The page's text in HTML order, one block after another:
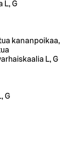
L, G
kananpoikaa,
L, G
G